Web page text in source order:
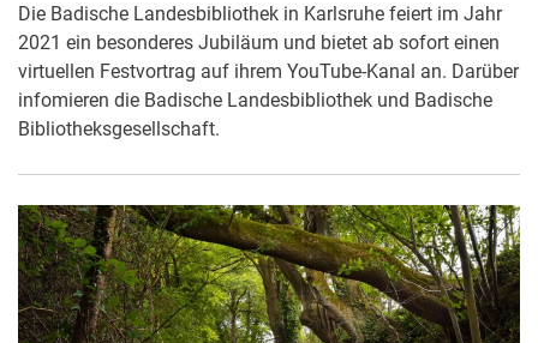
Die Badische Landesbibliothek in Karlsruhe feiert im Jahr
2021 ein besonderes Jubiläum und bietet ab sofort einen
virtuellen Festvortrag auf ihrem YouTube-Kanal an. Darüber
infomieren die Badische Landesbibliothek und Badische
Bibliotheksgesellschaft.